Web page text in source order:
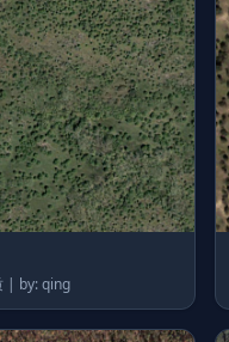
分类：材质 | by: qing